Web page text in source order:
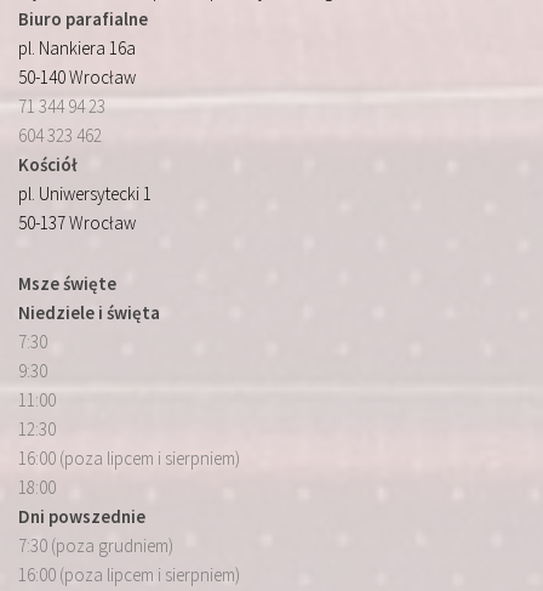
Biuro parafialne
pl. Nankiera 16a
50-140 Wrocław
71 344 94 23
604 323 462
Kościół
pl. Uniwersytecki 1
50-137 Wrocław
Msze święte
Niedziele i święta
7:30
9:30
11:00
12:30
16:00 (poza lipcem i sierpniem)
18:00
Dni powszednie
7:30 (poza grudniem)
16:00 (poza lipcem i sierpniem)